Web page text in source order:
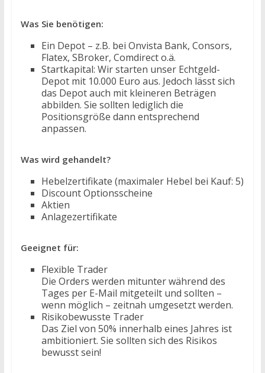
Was Sie benötigen:
Ein Depot – z.B. bei Onvista Bank, Consors,
Flatex, SBroker, Comdirect o.ä.
Startkapital: Wir starten unser Echtgeld-
Depot mit 10.000 Euro aus. Jedoch lässt sich
das Depot auch mit kleineren Beträgen
abbilden. Sie sollten lediglich die
Positionsgröße dann entsprechend
anpassen.
Was wird gehandelt?
Hebelzertifikate (maximaler Hebel bei Kauf: 5)
Discount Optionsscheine
Aktien
Anlagezertifikate
Geeignet für:
Flexible Trader
Die Orders werden mitunter während des
Tages per E-Mail mitgeteilt und sollten –
wenn möglich – zeitnah umgesetzt werden.
Risikobewusste Trader
Das Ziel von 50% innerhalb eines Jahres ist
ambitioniert. Sie sollten sich des Risikos
bewusst sein!